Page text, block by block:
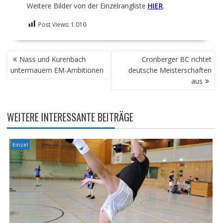
Weitere Bilder von der Einzelrangliste HIER.
Post Views: 1.010
BEITRAGSNAVIGATION
Nass und Kurenbach
untermauern EM-Ambitionen
Cronberger BC richtet
deutsche Meisterschaften
aus
WEITERE INTERESSANTE BEITRÄGE
Einzel